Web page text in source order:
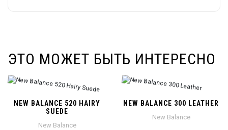
ЭТО МОЖЕТ БЫТЬ ИНТЕРЕСНО
NEW BALANCE 520 HAIRY
SUEDE
New Balance
NEW BALANCE 300 LEATHER
New Balance